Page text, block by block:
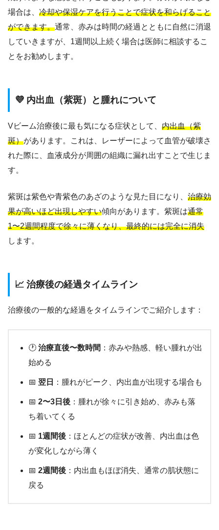
場合は、 冷却や保湿ケアを行うことで症状を和らげること
ができます。通常、赤みは時間の経過とともに自然に消退
していきますが、1週間以上続く場合は医師に相談するこ
とをお勧めします。
💜 内出血（紫斑）と腫れについて
Vビーム治療後に最も気になる症状として、 内出血（紫
斑）があります。これは、レーザーによって血管が破壊さ
れた際に、血液成分が周囲の組織に漏れ出すことで生じま
す。
紫斑は紫色や青紫色のあざのような見た目になり、 治療効
果が高いほど出現しやすい傾向があります。紫斑は通常
1〜2週間程度で徐々に薄くなり、最終的には完全に消失
します。
📈 治療後の経過タイムライン
治療後の一般的な経過をタイムラインでご紹介します：
🕐 治療直後〜数時間 ：赤みや熱感、軽い腫れが出
始める
📅 翌日 ：腫れがピーク、内出血が出現する場合も
📅 2〜3日後 ：腫れが徐々に引き始め、赤みも落
ち着いてくる
📅 1週間後 ：ほとんどの症状が改善、内出血は色
が変化しながら薄く
📅 2週間後 ：内出血もほぼ消失、通常の肌状態に
戻る